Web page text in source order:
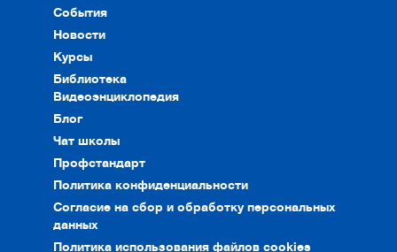
События
Новости
Курсы
Библиотека
Видеоэнциклопедия
Блог
Чат школы
Профстандарт
Политика конфиденциальности
Согласие на сбор и обработку персональных
данных
Политика использования файлов cookies